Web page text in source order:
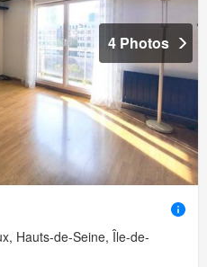
4 Photos
Hauts-de-Seine, Île-de-